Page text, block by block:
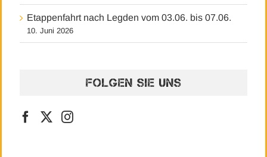
Etappenfahrt nach Legden vom 03.06. bis 07.06.
10. Juni 2026
FOLGEN SIE UNS